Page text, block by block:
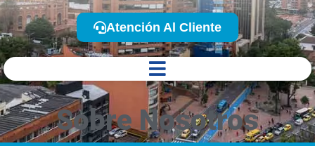
Atención Al Cliente
Sobre Nosotros